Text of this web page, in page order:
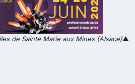
de Sainte Marie aux Mines (Alsace)▲